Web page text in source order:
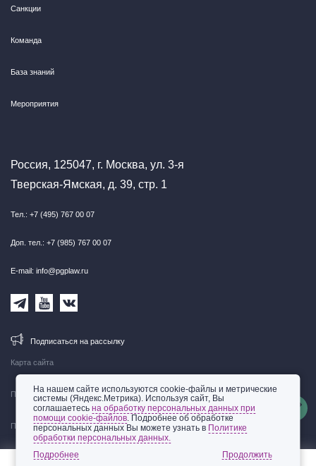
Карта сайта
Правовая информация
Политика обработки персональных данных
Санкции
Команда
База знаний
Мероприятия
Россия, 125047, г. Москва, ул. 3-я
Тверская-Ямская, д. 39, стр. 1
Тел.: +7 (495) 767 00 07
Доп. тел.: +7 (985) 767 00 07
E-mail: info@pgplaw.ru
Подписаться на рассылку
© 2002-2026 ООО «Пепеляев Групп»
На нашем сайте используются cookie-файлы и метрические
системы (Яндекс.Метрика). Используя сайт, Вы
соглашаетесьна обработку персональных данных при
помощи cookie-файлов. Подробнее об обработке
персональных данных Вы можете узнать в Политике
обработки персональных данных.
Подробнее